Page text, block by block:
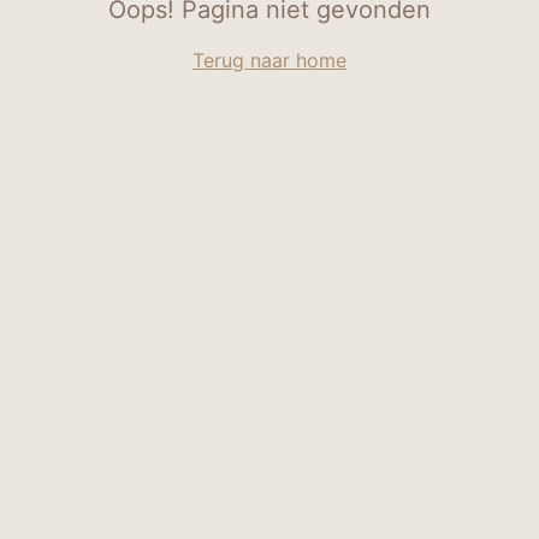
Oops! Pagina niet gevonden
Terug naar home